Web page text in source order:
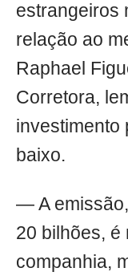
estrangeiros
relação ao
Raphael
Corretora,
investimento
baixo.
— A
20 bilhões, é
companhia,